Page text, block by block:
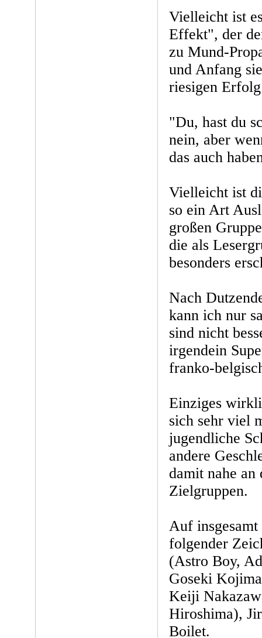
Vielleicht ist
Effekt", der
zu Mund-
und Anfang
riesigen
"Du, hast du
nein, aber
das auch
Vielleicht ist
so ein Art
großen
die als
besonders
Nach
kann ich nur
sind nicht
irgendein
franko-
Einziges
sich sehr viel
jugendliche
andere
damit nahe an
Zielgruppen.
Auf insgesamt
folgender
(Astro Boy,
Goseki
Keiji
Hiroshima),
Boilet.